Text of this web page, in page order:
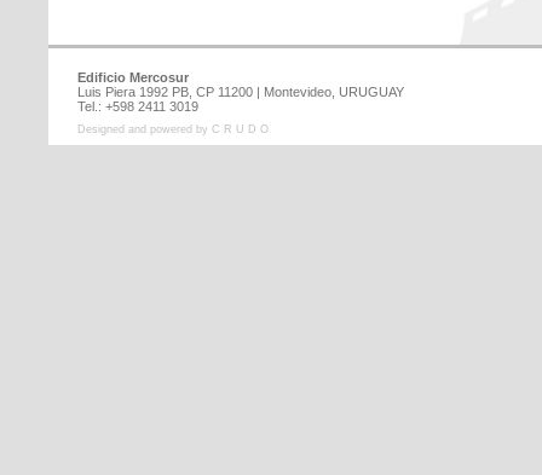
Edificio Mercosur
Luis Piera 1992 PB, CP 11200 | Montevideo, URUGUAY
Tel.: +598 2411 3019
Designed and powered by C R U D O